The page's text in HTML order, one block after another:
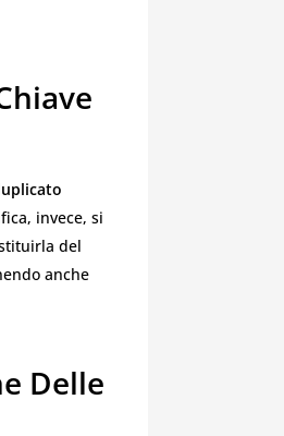
invece, si
del
anche
Delle